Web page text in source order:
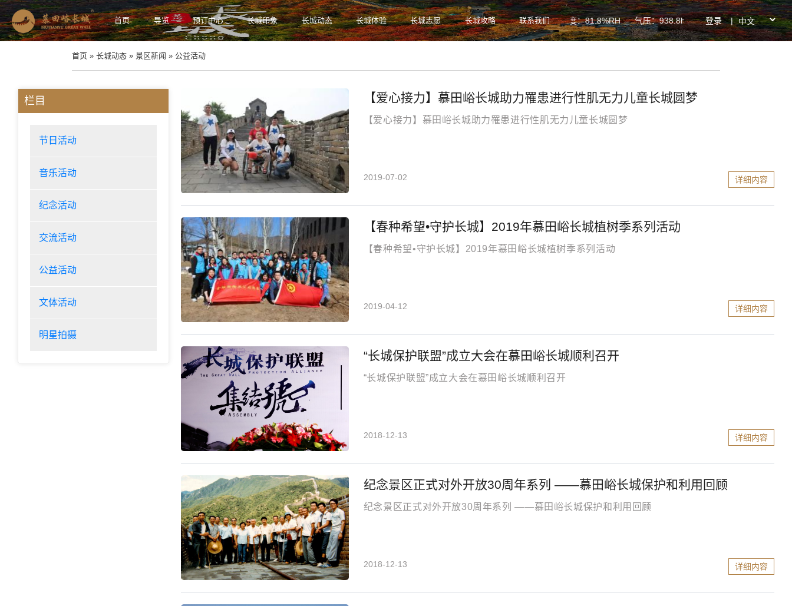
首页 导览 预订中心 长城印象 长城动态 长城体验 长城志愿 长城攻略 联系我们
温度：26.6℃ 湿度：81.8%RH 气压：938.8hPa PM2.5：32ug/m³
登录 |
首页 » 长城动态 » 景区新闻 » 公益活动
栏目
节日活动
音乐活动
纪念活动
交流活动
公益活动
文体活动
明星拍摄
【爱心接力】慕田峪长城助力罹患进行性肌无力儿童长城圆梦
【爱心接力】慕田峪长城助力罹患进行性肌无力儿童长城圆梦
2019-07-02 详细内容
【春种希望•守护长城】2019年慕田峪长城植树季系列活动
【春种希望•守护长城】2019年慕田峪长城植树季系列活动
2019-04-12 详细内容
“长城保护联盟”成立大会在慕田峪长城顺利召开
“长城保护联盟”成立大会在慕田峪长城顺利召开
2018-12-13 详细内容
纪念景区正式对外开放30周年系列 ——慕田峪长城保护和利用回顾
纪念景区正式对外开放30周年系列 ——慕田峪长城保护和利用回顾
2018-12-13 详细内容